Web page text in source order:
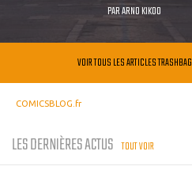
PARARNO KIKOO
VOIR TOUS LES ARTICLES TRASHBAG
COMICSBLOG.fr
LES DERNIÈRES ACTUS TOUT VOIR